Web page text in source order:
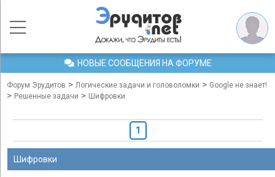
НОВЫЕ СООБЩЕНИЯ НА ФОРУМЕ
Форум Эрудитов > Логические задачи и головоломки > Google не знает!
> Решенные задачи > Шифровки
1
Шифровки